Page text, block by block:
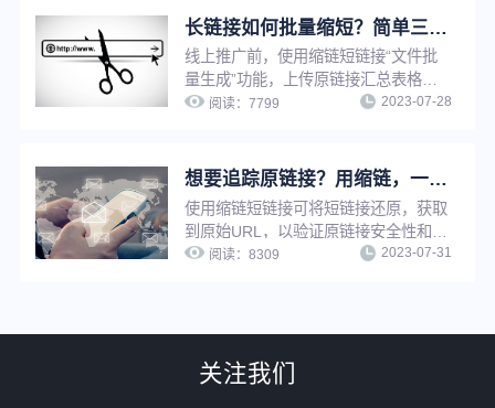
性，优化推广效果。
长链接如何批量缩短？简单三步，帮你快速提升工作效率！
线上推广前，使用缩链短链接“文件批
量生成”功能，上传原链接汇总表格，
即可将长链接一键批量转换成短链接，
阅读：7799 2023-07-28
想要追踪原链接？用缩链，一键还原！
使用缩链短链接可将短链接还原，获取
到原始URL，以验证原链接安全性和可
信度，使用短链接还原功能，还可以快
阅读：8309 2023-07-31
关注我们